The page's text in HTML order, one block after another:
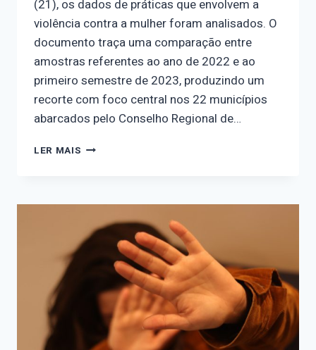
(21), os dados de práticas que envolvem a
violência contra a mulher foram analisados. O
documento traça uma comparação entre
amostras referentes ao ano de 2022 e ao
primeiro semestre de 2023, produzindo um
recorte com foco central nos 22 municípios
abarcados pelo Conselho Regional de…
LER MAIS NOSOTRAS
ÍNDICES
VIOLÊNCIA
CONTRA
MULHER